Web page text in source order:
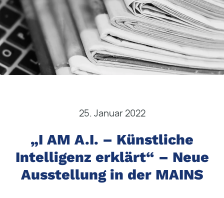
25. Januar 2022
„I AM A.I. – Künstliche
Intelligenz erklärt“ – Neue
Ausstellung in der MAINS